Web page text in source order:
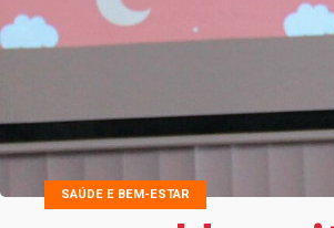
SAÚDE E BEM-ESTAR